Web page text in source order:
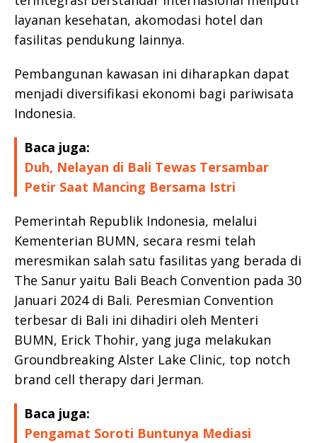
layanan kesehatan, akomodasi hotel dan
fasilitas pendukung lainnya.
Pembangunan kawasan ini diharapkan dapat
menjadi diversifikasi ekonomi bagi pariwisata
Indonesia.
Baca juga:
Duh, Nelayan di Bali Tewas Tersambar
Petir Saat Mancing Bersama Istri
Pemerintah Republik Indonesia, melalui
Kementerian BUMN, secara resmi telah
meresmikan salah satu fasilitas yang berada di
The Sanur yaitu Bali Beach Convention pada 30
Januari 2024 di Bali. Peresmian Convention
terbesar di Bali ini dihadiri oleh Menteri
BUMN, Erick Thohir, yang juga melakukan
Groundbreaking Alster Lake Clinic, top notch
brand cell therapy dari Jerman.
Baca juga:
Pengamat Soroti Buntunya Mediasi